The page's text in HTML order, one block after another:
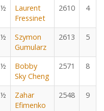
½
Laurent
Fressinet
2610 4
½
Szymon
Gumularz
2613 5
½
Bobby
Sky Cheng
2571 8
½
Zahar
Efimenko
2548 9